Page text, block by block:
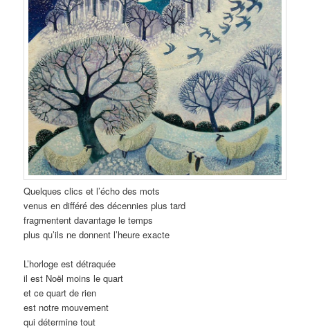
Quelques clics et l’écho des mots
venus en différé des décennies plus tard
fragmentent davantage le temps
plus qu’ils ne donnent l’heure exacte
L’horloge est détraquée
il est Noël moins le quart
et ce quart de rien
est notre mouvement
qui détermine tout